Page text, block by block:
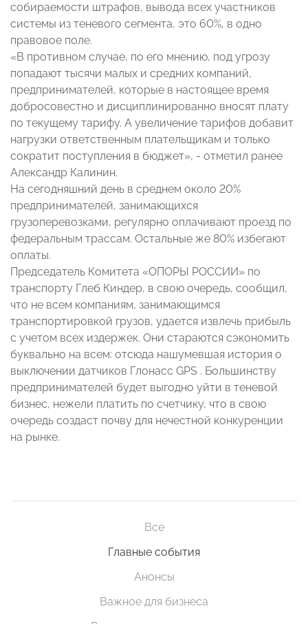
собираемости штрафов, вывода всех участников
системы из теневого сегмента, это 60%, в одно
правовое поле.
«В противном случае, по его мнению, под угрозу
попадают тысячи малых и средних компаний,
предпринимателей, которые в настоящее время
добросовестно и дисциплинированно вносят плату
по текущему тарифу. А увеличение тарифов добавит
нагрузки ответственным плательщикам и только
сократит поступления в бюджет», - отметил ранее
Александр Калинин.
На сегодняшний день в среднем около 20%
предпринимателей, занимающихся
грузоперевозками, регулярно оплачивают проезд по
федеральным трассам. Остальные же 80% избегают
оплаты.
Председатель Комитета «ОПОРЫ РОССИИ» по
транспорту Глеб Киндер, в свою очередь, сообщил,
что не всем компаниям, занимающимся
транспортировкой грузов, удается извлечь прибыль
с учетом всех издержек. Они стараются сэкономить
буквально на всем: отсюда нашумевшая история о
выключении датчиков Глонасс GPS . Большинству
предпринимателей будет выгодно уйти в теневой
бизнес, нежели платить по счетчику, что в свою
очередь создаст почву для нечестной конкуренции
на рынке.
Все
Главные события
Анонсы
Важное для бизнеса